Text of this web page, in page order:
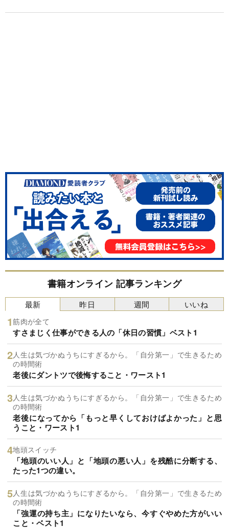
書籍オンライン 記事ランキング
最新
筋肉が全て
すさまじく仕事ができる人の「休日の習慣」ベスト1
人生は気づかぬうちにすぎるから。「自分第一」で生きるため
の時間術
老後にダントツで後悔すること・ワースト1
人生は気づかぬうちにすぎるから。「自分第一」で生きるため
の時間術
老後になってから「もっと早くしておけばよかった」と思
うこと・ワースト1
地頭スイッチ
「地頭のいい人」と「地頭の悪い人」を残酷に分断する、
たった1つの違い。
人生は気づかぬうちにすぎるから。「自分第一」で生きるため
の時間術
「強運の持ち主」になりたいなら、今すぐやめた方がいい
こと・ベスト1
昨日 週間 いいね